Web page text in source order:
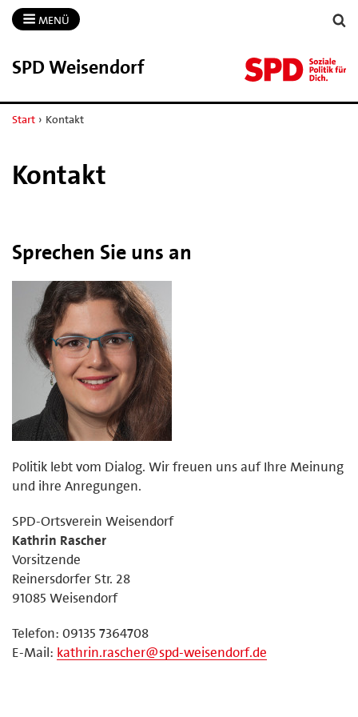
MENÜ
SPD Weisendorf
Start › Kontakt
Kontakt
Sprechen Sie uns an
Politik lebt vom Dialog. Wir freuen uns auf Ihre Meinung
und ihre Anregungen.
SPD-Ortsverein Weisendorf
Kathrin Rascher
Vorsitzende
Reinersdorfer Str. 28
91085 Weisendorf
Telefon: 09135 7364708
E-Mail: kathrin.rascher@spd-weisendorf.de